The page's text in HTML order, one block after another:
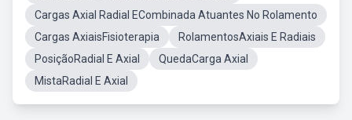
Cargas Axial Radial ECombinada Atuantes No Rolamento
Cargas AxiaisFisioterapia
RolamentosAxiais E Radiais
PosiçãoRadial E Axial
QuedaCarga Axial
MistaRadial E Axial